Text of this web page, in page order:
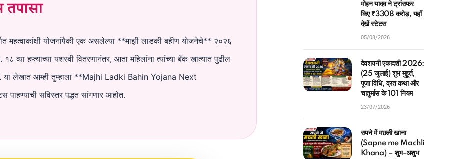
तपासा
महत्वाकांक्षी योजनांपैकी एक असलेल्या **माझी लाडकी बहीण योजनेचे** २०२६
हप्त्याच्या यशस्वी वितरणानंतर, आता महिलांना त्यांच्या बँक खात्यात पुढील
या लेखात आम्ही तुम्हाला **Majhi Ladki Bahin Yojana Next
सविस्तर पद्धत सांगणार आहोत.
मोहन यादव ने ट्रांसफर
किए ₹3308 करोड़, यहाँ
देखें स्टेटस
05/08/2026
देवशयनी एकादशी 2026:
(25 जुलाई) शुभ मुहूर्त,
पूजा विधि, व्रत कथा और
चातुर्मास के 101 नियम
23/07/2026
सपने में मछली खाना
(Sapne me Machli
Khana) – शुभ-अशुभ